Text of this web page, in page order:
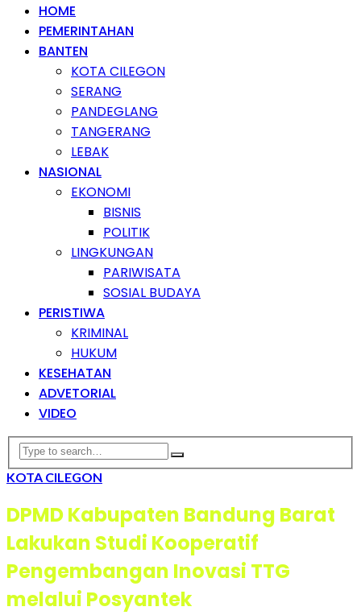
HOME
PEMERINTAHAN
BANTEN
KOTA CILEGON
SERANG
PANDEGLANG
TANGERANG
LEBAK
NASIONAL
EKONOMI
BISNIS
POLITIK
LINGKUNGAN
PARIWISATA
SOSIAL BUDAYA
PERISTIWA
KRIMINAL
HUKUM
KESEHATAN
ADVETORIAL
VIDEO
KOTA CILEGON
DPMD Kabupaten Bandung Barat
Lakukan Studi Kooperatif
Pengembangan Inovasi TTG
melalui Posyantek